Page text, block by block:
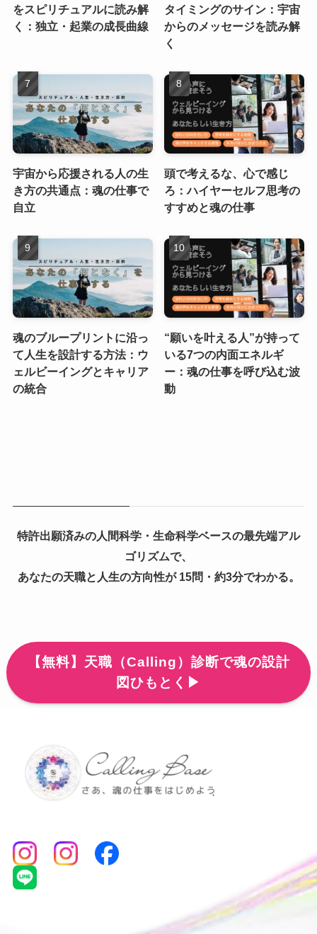
をスピリチュアルに読み解
く：独立・起業の成長曲線
タイミングのサイン：宇宙
からのメッセージを読み解
く
宇宙から応援される人の生
き方の共通点：魂の仕事で
自立
頭で考えるな、心で感じ
ろ：ハイヤーセルフ思考の
すすめと魂の仕事
魂のブループリントに沿っ
て人生を設計する方法：ウ
ェルビーイングとキャリア
の統合
“願いを叶える人”が持って
いる7つの内面エネルギ
ー：魂の仕事を呼び込む波
動
特許出願済みの人間科学・生命科学ベースの最先端アル
ゴリズムで、
あなたの天職と人生の方向性が 15問・約3分でわかる。
【無料】天職（Calling）診断で魂の設計
図ひもとく▶